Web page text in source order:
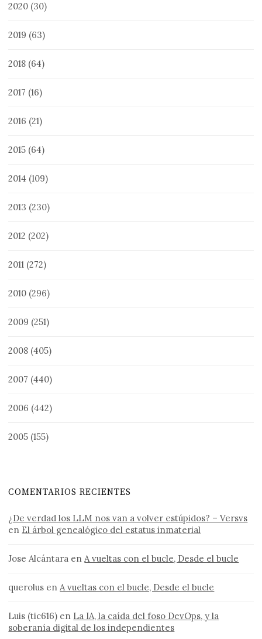
2020 (30)
2019 (63)
2018 (64)
2017 (16)
2016 (21)
2015 (64)
2014 (109)
2013 (230)
2012 (202)
2011 (272)
2010 (296)
2009 (251)
2008 (405)
2007 (440)
2006 (442)
2005 (155)
COMENTARIOS RECIENTES
¿De verdad los LLM nos van a volver estúpidos? – Versvs
en El árbol genealógico del estatus inmaterial
Jose Alcántara enA vueltas con el bucle, Desde el bucle
querolus enA vueltas con el bucle, Desde el bucle
Luis (tic616) en La IA, la caída del foso DevOps, y la
soberanía digital de los independientes